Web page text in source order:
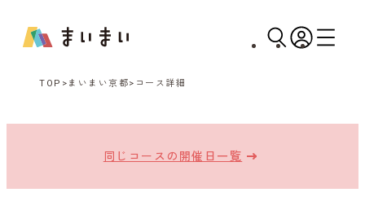
TOP まいまい京都 コース詳細
同じコースの開催日一覧